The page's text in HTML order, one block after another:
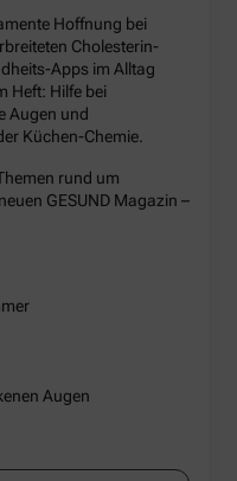
Hoffnung bei
Cholesterin-
Apps im Alltag
Heft: Hilfe bei
Augen und
Küchen-Chemie.
rund um
GESUND Magazin –
Augen